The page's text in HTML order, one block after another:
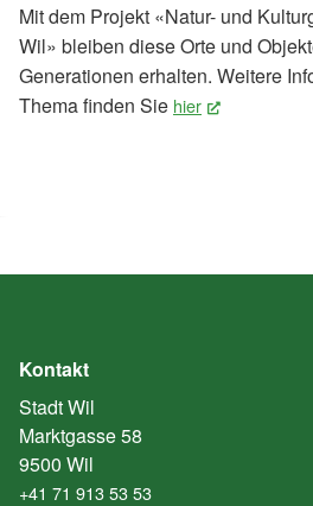
Mit dem Projekt «Natur- und
Wil» bleiben diese Orte und
Generationen erhalten. Weitere
Thema finden Sie hier (External
Kontakt
Stadt Wil
Marktgasse 58
9500 Wil
+41 71 913 53 53